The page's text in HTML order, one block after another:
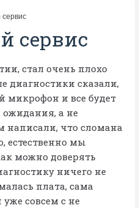
сервис
сервис
стал очень плохо
диагностики сказали,
микрофон и все будет
ожидания, а не
написали, что сломана
естественно мы
можно доверять
ничего не
плата, сама
совсем с не